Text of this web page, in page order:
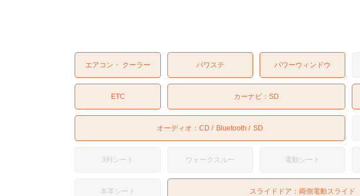
エアコン・ クーラー パワステ パワーウィンドウ
ETC カーナビ： SD
オーディオ：CD Bluetooth SD
3列シート ウォークスルー 電動シート
本革シート スライドドア： 両側電動スライド